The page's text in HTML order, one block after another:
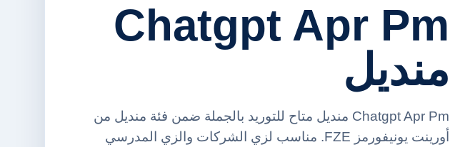
Chatgpt Apr Pm
منديل
Chatgpt Apr Pm منديل متاح للتوريد بالجملة ضمن فئة منديل من
أورينت يونيفورمز FZE. مناسب لزي الشركات والزي المدرسي